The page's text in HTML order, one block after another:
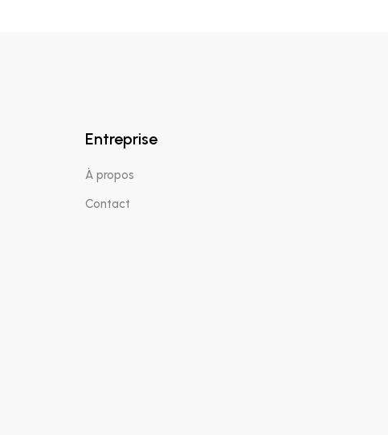
Entreprise
À propos
Contact